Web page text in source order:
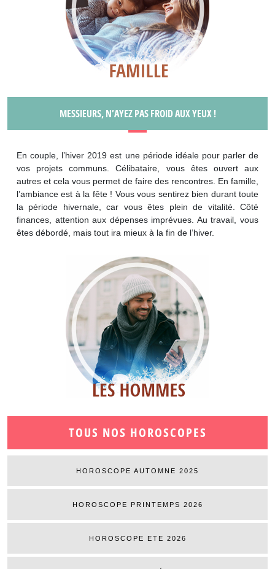
TOUS NOS HOROSCOPES
HOROSCOPE AUTOMNE 2025
HOROSCOPE PRINTEMPS 2026
HOROSCOPE ETE 2026
MESSIEURS, N’AYEZ PAS FROID AUX YEUX !
En couple, l’hiver 2019 est une période idéale pour parler de
vos projets communs. Célibataire, vous êtes ouvert aux
autres et cela vous permet de faire des rencontres. En famille,
l’ambiance est à la fête ! Vous vous sentirez bien durant toute
la période hivernale, car vous êtes plein de vitalité. Côté
finances, attention aux dépenses imprévues. Au travail, vous
êtes débordé, mais tout ira mieux à la fin de l’hiver.